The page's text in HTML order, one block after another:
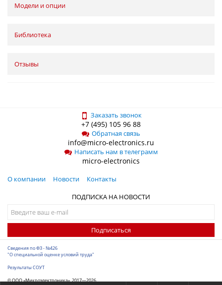
Модели и опции
Библиотека
Отзывы
Заказать звонок
+7 (495) 105 96 88
Обратная связь
info@micro-electronics.ru
Написать нам в телеграмм
micro-electronics
О компании Новости
Контакты
ПОДПИСКА НА НОВОСТИ
Подписаться
Сведения по ФЗ - №426
"О специальной оценке условий труда"
Результаты СОУТ
© ООО «Микроэлектроника», 2017—2026